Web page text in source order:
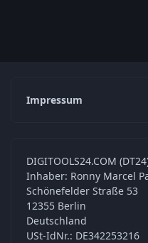
Impressum
DIGITOOLS24.COM
Inhaber: Ronny Marcel
Schönefelder Straße 53
12355 Berlin
Deutschland
USt-IdNr.: DE342253216